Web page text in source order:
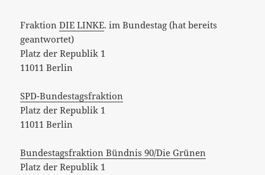
FraktionDIE LINKE. im Bundestag (hat bereits
geantwortet)
Platz der Republik 1
11011 Berlin
SPD-Bundestagsfraktion
Platz der Republik 1
11011 Berlin
Bundestagsfraktion Bündnis 90/Die Grünen
Platz der Republik 1